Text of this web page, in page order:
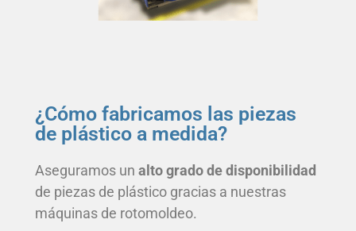
¿Cómo fabricamos las piezas
de plástico a medida?
Aseguramos un alto grado de disponibilidad
de piezas de plástico gracias a nuestras
máquinas de rotomoldeo.